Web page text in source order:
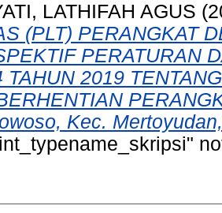
LATHIFAH AGUS
(PLT) PERANGKAT
PERATURAN
TAHUN 2019
Kec.